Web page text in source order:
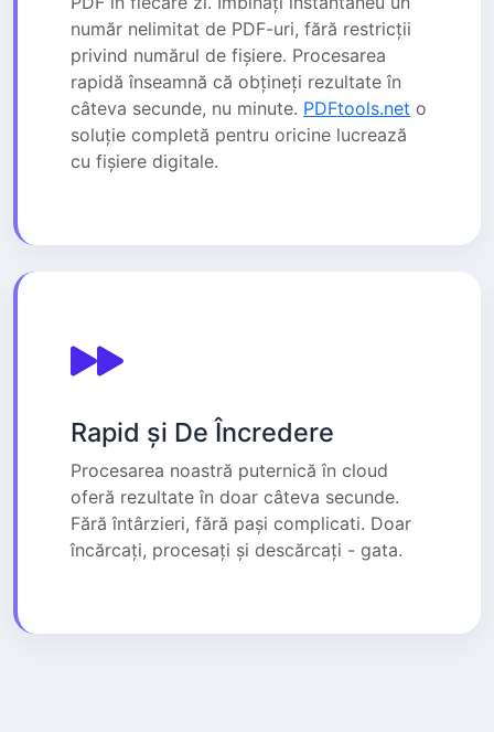
număr nelimitat de PDF-uri, fără restricții
privind numărul de fișiere. Procesarea
rapidă înseamnă că obțineți rezultate în
câteva secunde, nu minute. PDFtools.net o
soluție completă pentru oricine lucrează
cu fișiere digitale.
Rapid și De Încredere
Procesarea noastră puternică în cloud
oferă rezultate în doar câteva secunde.
Fără întârzieri, fără pași complicati. Doar
încărcați, procesați și descărcați - gata.